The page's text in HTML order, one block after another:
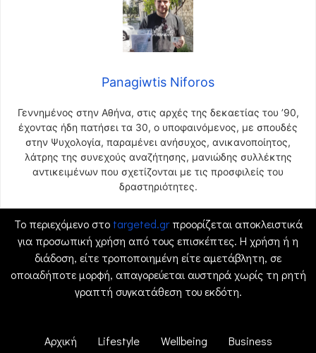
Panagiwtis Niforos
Γεννημένος στην Αθήνα, στις αρχές της δεκαετίας του ’90,
έχοντας ήδη πατήσει τα 30, ο υποφαινόμενος, με σπουδές
στην Ψυχολογία, παραμένει ανήσυχος, ανικανοποίητος,
λάτρης της συνεχούς αναζήτησης, μανιώδης συλλέκτης
αντικειμένων που σχετίζονται με τις προσφιλείς του
δραστηριότητες.
Το περιεχόμενο στο targeted.grπροορίζεται αποκλειστικά
για προσωπική χρήση από τους επισκέπτες. Η χρήση ή η
διάδοση, είτε τροποποιημένη είτε αμετάβλητη, σε
οποιαδήποτε μορφή, απαγορεύεται αυστηρά χωρίς τη ρητή
γραπτή συγκατάθεση του εκδότη.
Αρχική Lifestyle Wellbeing Business